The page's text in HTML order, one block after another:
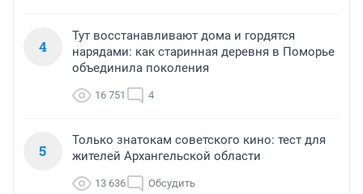
4
Тут восстанавливают дома и гордятся
нарядами: как старинная деревня в Поморье
объединила поколения
16 751 4
5
Только знатокам советского кино: тест для
жителей Архангельской области
13 636 Обсудить